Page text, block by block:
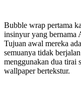
Bubble wrap pertama
insinyur yang bernama
Tujuan awal mereka
semuanya tidak
menggunakan dua tirai
wallpaper bertekstur.